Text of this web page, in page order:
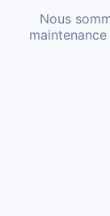
Nous